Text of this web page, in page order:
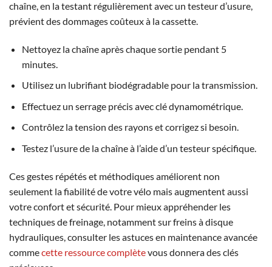
chaîne, en la testant régulièrement avec un testeur d’usure,
prévient des dommages coûteux à la cassette.
Nettoyez la chaîne après chaque sortie pendant 5
minutes.
Utilisez un lubrifiant biodégradable pour la transmission.
Effectuez un serrage précis avec clé dynamométrique.
Contrôlez la tension des rayons et corrigez si besoin.
Testez l’usure de la chaîne à l’aide d’un testeur spécifique.
Ces gestes répétés et méthodiques améliorent non
seulement la fiabilité de votre vélo mais augmentent aussi
votre confort et sécurité. Pour mieux appréhender les
techniques de freinage, notamment sur freins à disque
hydrauliques, consulter les astuces en maintenance avancée
commecette ressource complètevous donnera des clés